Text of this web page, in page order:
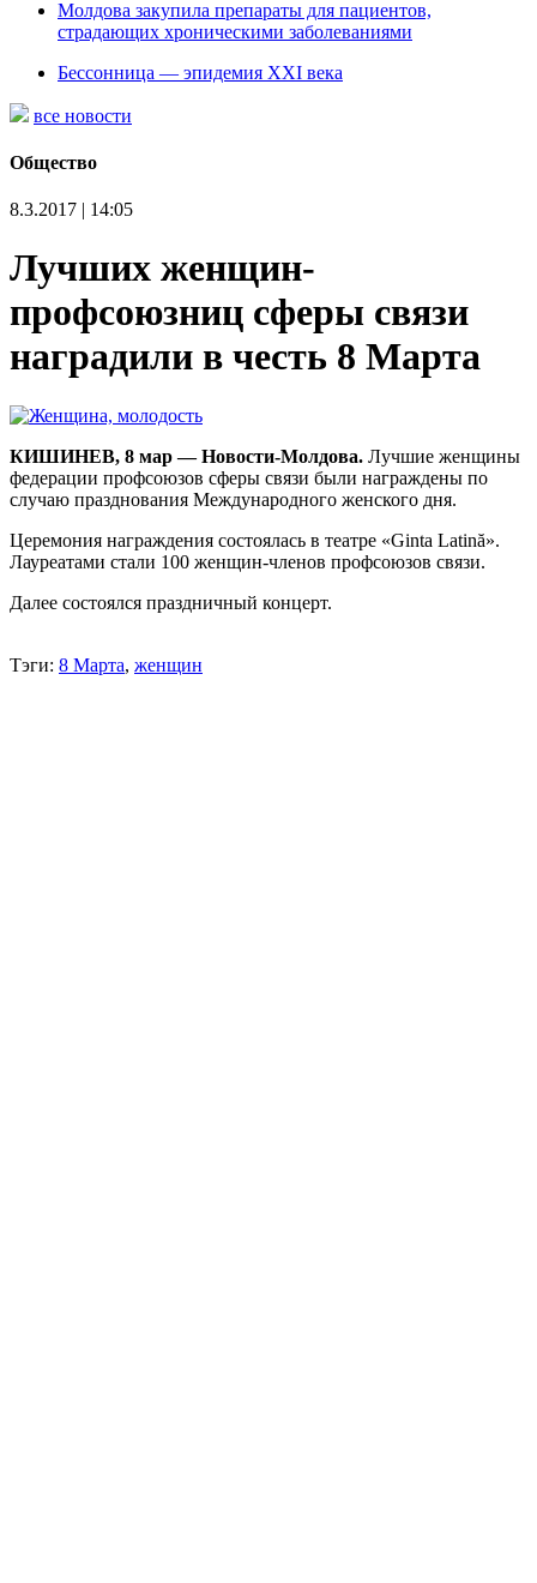
Молдова закупила препараты для пациентов,
страдающих хроническими заболеваниями
Бессонница — эпидемия XXI века
все новости
Общество
8.3.2017 | 14:05
Лучших женщин-
профсоюзниц сферы связи
наградили в честь 8 Марта
КИШИНЕВ, 8 мар — Новости-Молдова. Лучшие женщины
федерации профсоюзов сферы связи были награждены по
случаю празднования Международного женского дня.
Церемония награждения состоялась в театре «Ginta Latină».
Лауреатами стали 100 женщин-членов профсоюзов связи.
Далее состоялся праздничный концерт.
Тэги: 8 Марта, женщин